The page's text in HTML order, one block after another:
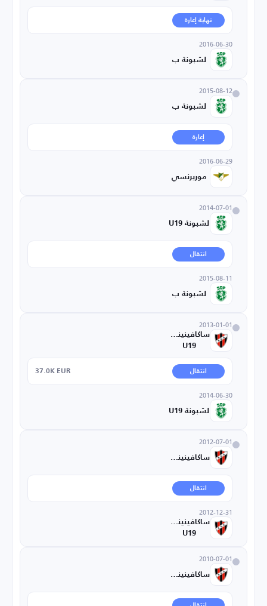
نهاية إعارة
2016-06-30
لشبونة ب
2015-08-12
لشبونة ب
إعارة
2016-06-29
موريرنسي
2014-07-01
لشبونة U19
انتقال
2015-08-11
لشبونة ب
2013-01-01
ساكافينينسي
U19
انتقال 37.0K EUR
2014-06-30
لشبونة U19
2012-07-01
انتقال
2012-12-31
ساكافينينسي
U19
2010-07-01